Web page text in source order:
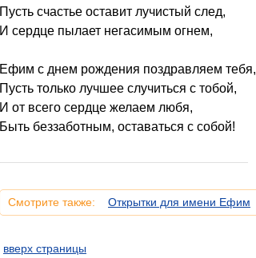
Пусть счастье оставит лучистый след,
И сердце пылает негасимым огнем,
Ефим с днем рождения поздравляем тебя,
Пусть только лучшее случиться с тобой,
И от всего сердце желаем любя,
Быть беззаботным, оставаться с собой!
Смотрите также: Открытки для имени Ефим
вверх страницы